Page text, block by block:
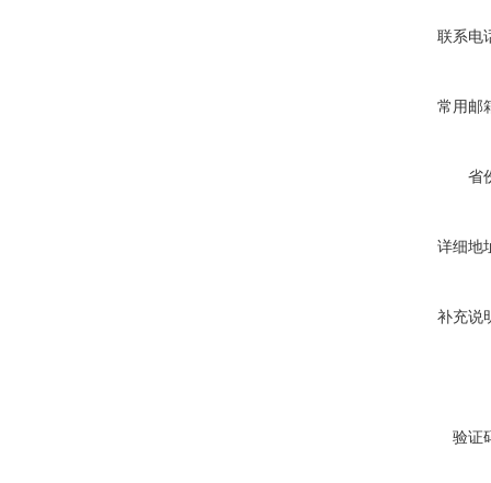
联系电
常用邮
省
详细地
补充说
验证